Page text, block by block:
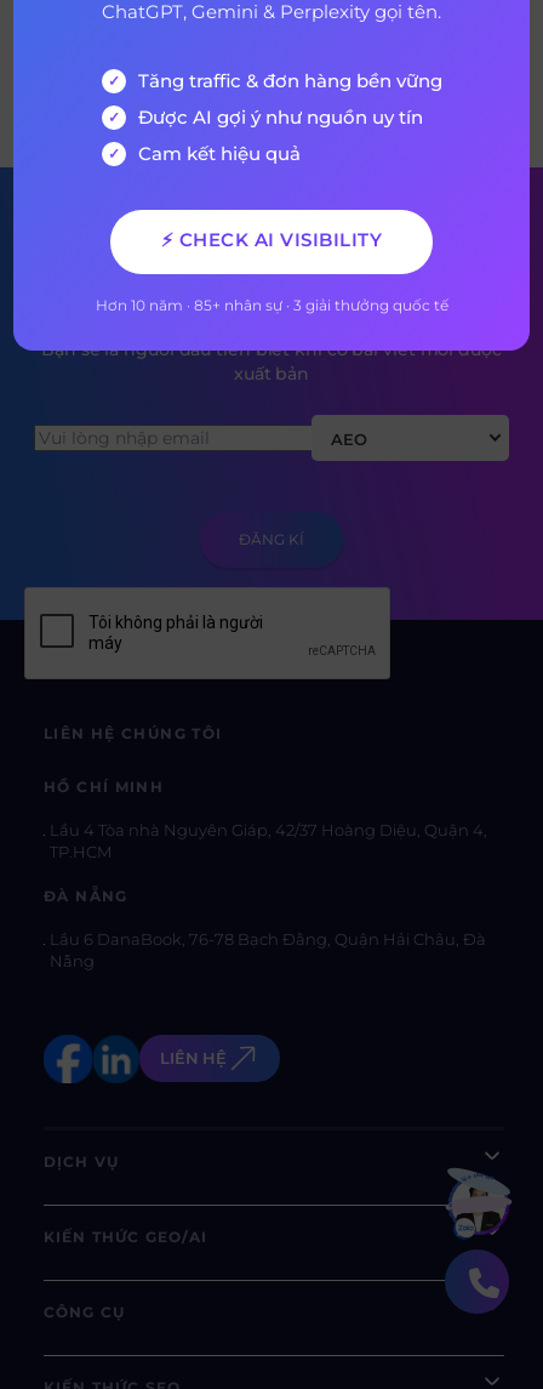
VỀ BÀI VIẾT
Đăng ký nhận bản tin của
chúng tôi
Bạn sẽ là người đầu tiên biết khi có bài viết mới được
xuất bản
AEO
LIÊN HỆ CHÚNG TÔI
HỒ CHÍ MINH
Lầu 4 Tòa nhà Nguyên Giáp, 42/37 Hoàng Diệu, Quận 4,
TP.HCM
ĐÀ NẴNG
Lầu 6 DanaBook, 76-78 Bạch Đằng, Quận Hải Châu, Đà
Nẵng
LIÊN HỆ
DỊCH VỤ
KIẾN THỨC GEO/AI
CÔNG CỤ
Bạn muốn hiểu thêm?Xem chi tiết
ChatGPT, Gemini & Perplexity gọi tên.
Tăng traffic & đơn hàng bền vững
Được AI gợi ý như nguồn uy tín
Cam kết hiệu quả
⚡ CHECK AI VISIBILITY
Hơn 10 năm · 85+ nhân sự · 3 giải thưởng quốc tế